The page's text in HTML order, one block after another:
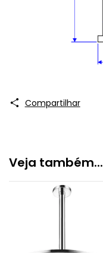
Compartilhar
Veja também...